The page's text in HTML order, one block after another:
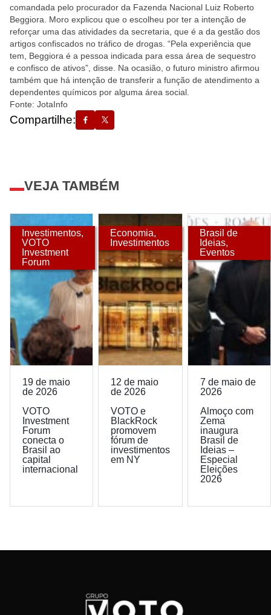
comandada pelo procurador da Fazenda Nacional Luiz Roberto
Beggiora. Moro explicou que o escolheu por ter a intenção de
reforçar uma das atividades da secretaria, que é a da gestão dos
artigos confiscados no tráfico de drogas. “Pela experiência que
tem, Beggiora é a pessoa indicada para essa área de sequestro
e confisco de ativos”, disse. Na ocasião, o futuro ministro afirmou
também que há intenção de transferir a função de atendimento a
dependentes químicos por alguma área social.
Fonte: JotaInfo
Compartilhe:
VEJA TAMBÉM
Investimentos,
VOTO
Investment
Forum
19 de maio
de 2026
VOTO
Investment
Forum
conecta o
Brasil ao
capital
internacional
Economia,
Investimentos
12 de maio
de 2026
VOTO e
BlackRock
promovem
fórum de
investimentos
em NY
Brasil de
Ideias,
Eventos
7 de maio de
2026
Almoço com
Zema
inaugura
Brasil de
Ideias –
Especial
Eleições
2026